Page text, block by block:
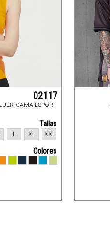
02117
GAMA ESPORT
Tallas
XXL
XL
L
Colores